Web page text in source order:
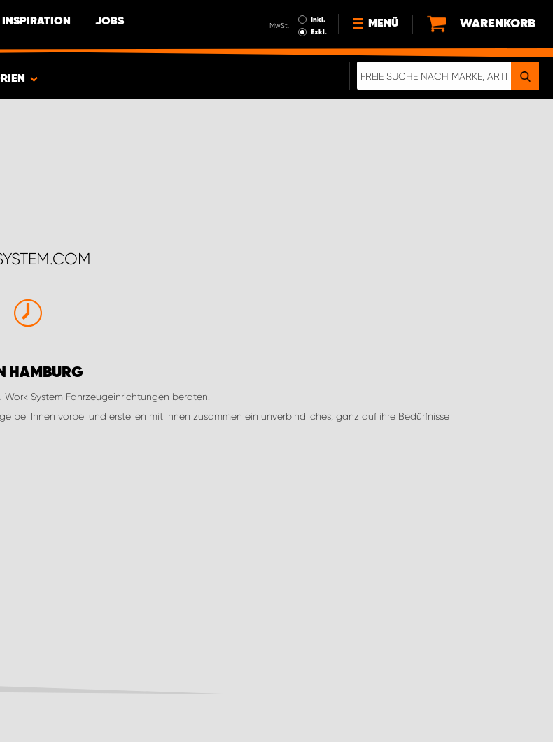
INSPIRATION JOBS MwSt.
Inkl.
Exkl.
MENÜ
NEWS
WARENKORB
HAMBURG
System Fahrzeugeinrichtungen beraten.
bei Ihnen vorbei und erstellen mit Ihnen zusammen ein unverbindliches, ganz auf ihre Bedürfnisse